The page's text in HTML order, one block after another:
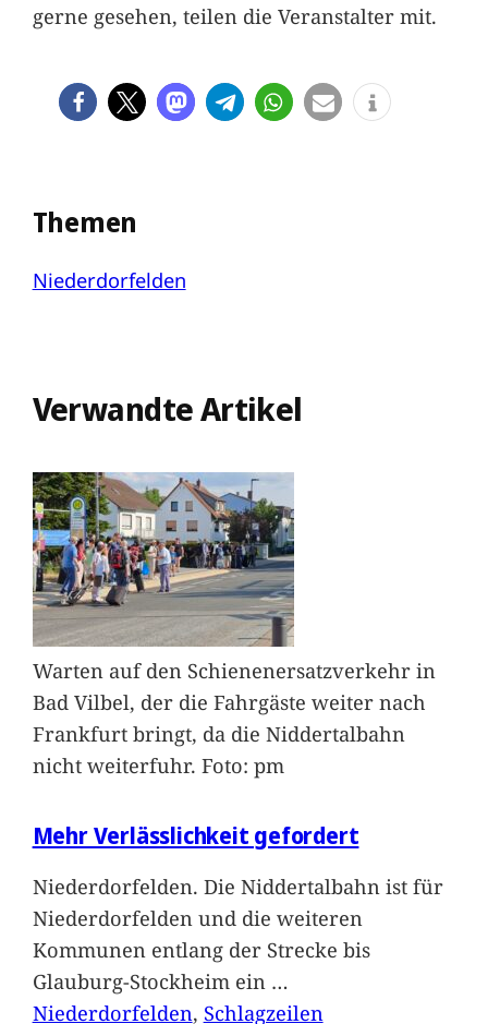
gerne gesehen, teilen die Veranstalter mit.
Themen
Niederdorfelden
Verwandte Artikel
Warten auf den Schienenersatzverkehr in
Bad Vilbel, der die Fahrgäste weiter nach
Frankfurt bringt, da die Niddertalbahn
nicht weiterfuhr. Foto: pm
Mehr Verlässlichkeit gefordert
Niederdorfelden. Die Niddertalbahn ist für
Niederdorfelden und die weiteren
Kommunen entlang der Strecke bis
Glauburg-Stockheim ein …
Niederdorfelden, Schlagzeilen